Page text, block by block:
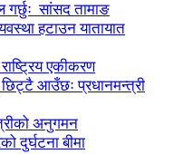
सांसद तामाङ
हटाउन यातायात
एकीकरण
छिट्टै आउँछः प्रधानमन्त्री
अनुगमन
दुर्घटना बीमा